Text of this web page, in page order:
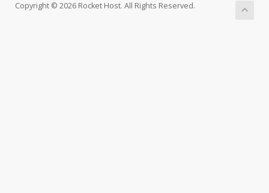
Copyright © 2026 Rocket Host. All Rights Reserved.